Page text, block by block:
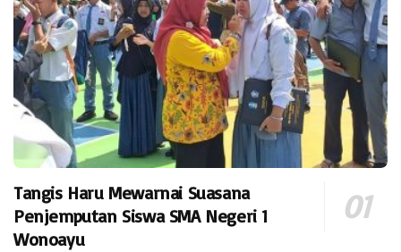
Tangis Haru Mewarnai Suasana
Penjemputan Siswa SMA Negeri 1
Wonoayu